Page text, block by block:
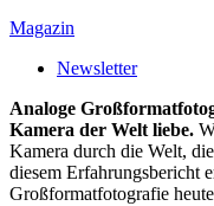
Magazin
Newsletter
Analoge
Kamera der Welt liebe.
Kamera durch die Welt,
diesem Erfahrungsbericht
Großformatfotografie